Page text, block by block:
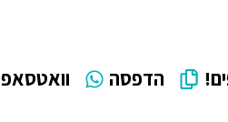
הדפסה וואטסאפ